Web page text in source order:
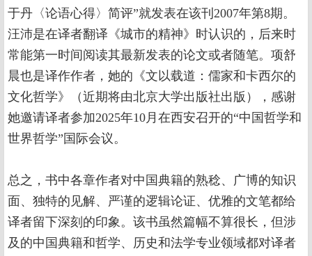
于丹〈论语心得〉简评”就发表在该刊2007年第8期。
汪沛是在译者翻译《城市的精神》时认识的，后来时
常能第一时间阅读其最新发表的论文或者随笔。项舒
晨也是译作作者，她的《文以载道：儒家和卡西尔的
文化哲学》（近期将由北京大学出版社出版），感谢
她邀请译者参加2025年10月在西安召开的“中国哲学和
世界哲学”国际会议。
总之，书中各章作者对中国典籍的熟稔、广博的知识
面、独特的见解、严谨的逻辑论证、优雅的文笔都给
译者留下深刻的印象。该书虽然篇幅不算很长，但涉
及的中国典籍和哲学、历史和法学专业领域都对译者